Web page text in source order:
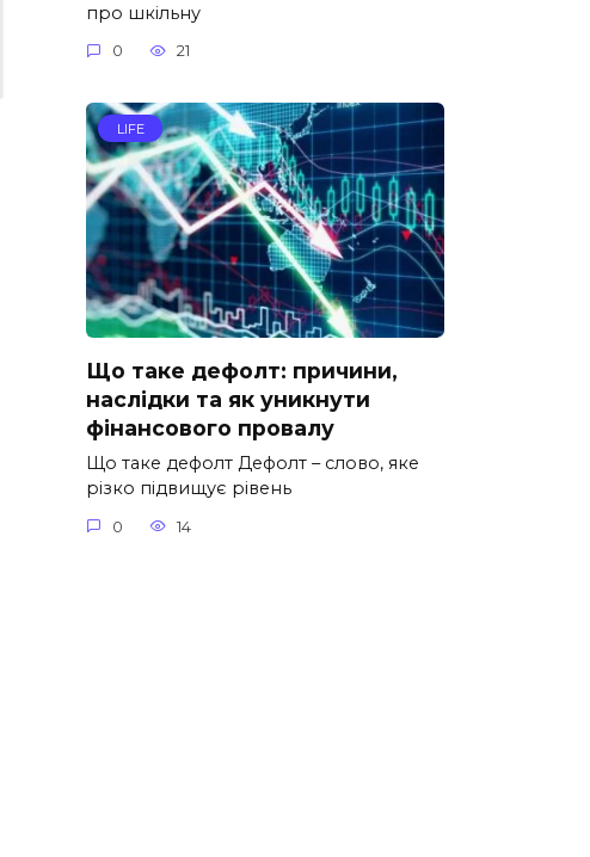
про шкільну
0 21
LIFE
Що таке дефолт: причини,
наслідки та як уникнути
фінансового провалу
Що таке дефолт Дефолт – слово, яке
різко підвищує рівень
0 14